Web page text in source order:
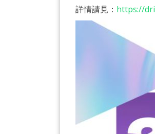
詳情請見： https://